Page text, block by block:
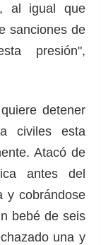
al igual que
sanciones de
presión",
detener
civiles esta
Atacó de
antes del
y cobrándose
bebé de seis
una y